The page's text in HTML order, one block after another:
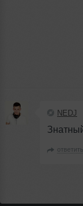
NEDJ
ответить